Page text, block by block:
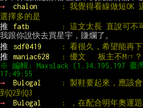
→ chalon
: 我覺得看線做短OK
選擇多的是
推
fatb
: 這文太長 直說可不
推
sdf0419
: 看很久，希望能再
推
maniac628
: 優文   板主不Mㄇ？
※ 編輯: Maxslack (1.34.195.197 臺
→
Bulogal
: 製鞋要起來，應該
到Q2到Q3
→
Bulogal
: ，在配合明年奧運